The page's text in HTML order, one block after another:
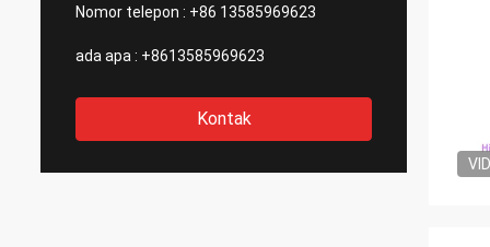
Nomor telepon : +86 13585969623
ada apa : +8613585969623
Kontak